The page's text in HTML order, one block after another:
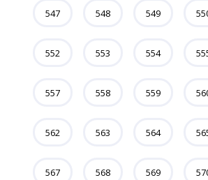
547 548 549
552 553 554
557 558 559
562 563 564
567 568 569